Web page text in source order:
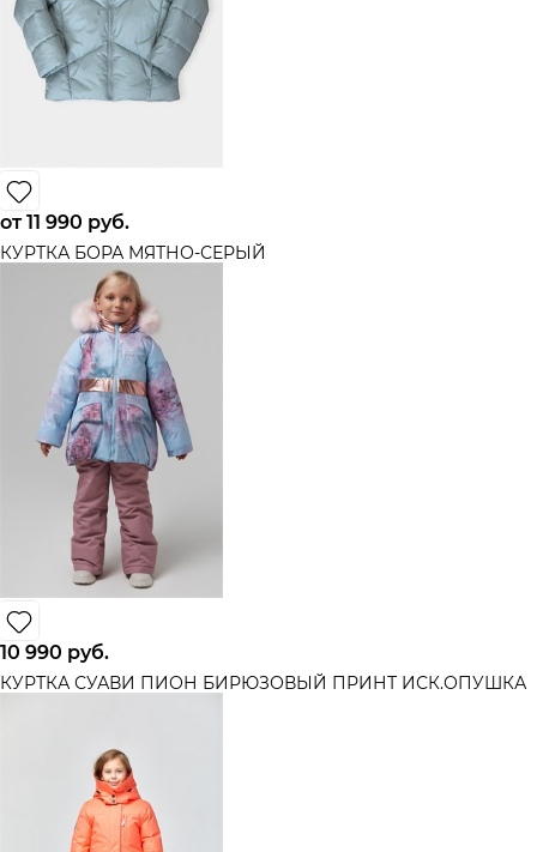
от11 990 руб.
КУРТКА БОРА МЯТНО-СЕРЫЙ
10 990 руб.
КУРТКА СУАВИ ПИОН БИРЮЗОВЫЙ ПРИНТ ИСК.ОПУШКА